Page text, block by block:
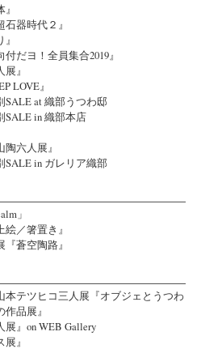
器時代２』
だヨ！全員集合2019』
』
LOVE』
at 織部うつわ邸
SALE in 織部本店
六人展』
SALE in ガレリア織部
」
／箸置き』
蒼空陶路』
本テツヒコ三人展『オブジェとうつわ
品展』
』on WEB Gallery
』